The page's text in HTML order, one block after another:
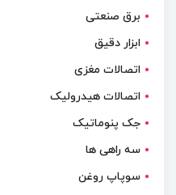
برق صنعتی
ابزار دقیق
اتصالات مغزی
اتصالات هیدرولیک
جک پنوماتیک
سه راهی ها
سوپاپ روغن